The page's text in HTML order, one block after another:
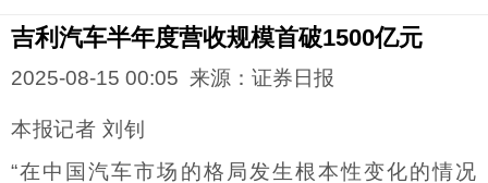
吉利汽车半年度营收规模首破1500亿元
2025-08-15 00:05 来源：证券日报
本报记者 刘钊
“在中国汽车市场的格局发生根本性变化的情况